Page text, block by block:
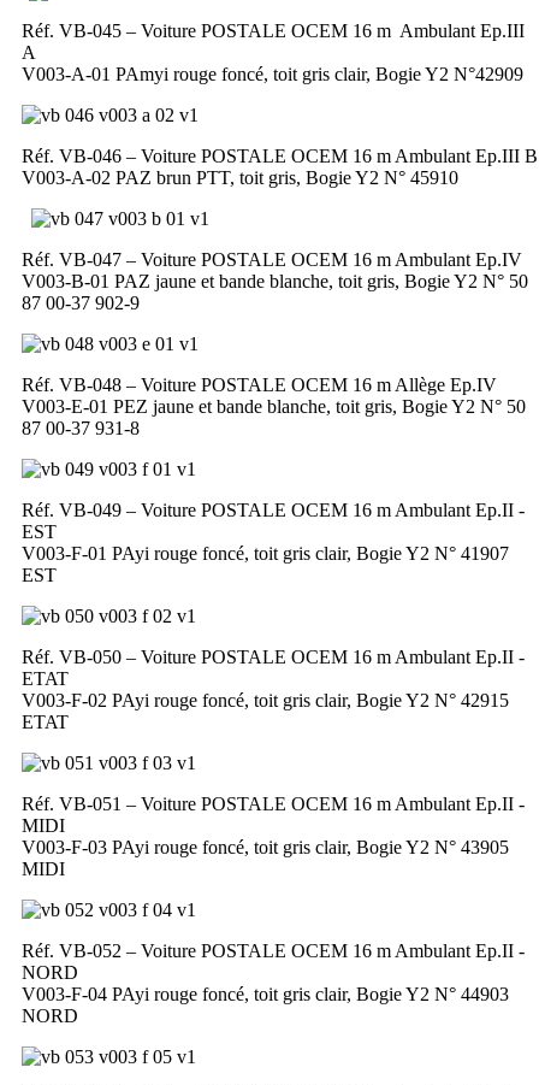
Réf. VB-045 – Voiture POSTALE OCEM 16 m Ambulant Ep.III
A
V003-A-01 PAmyi rouge foncé, toit gris clair, Bogie Y2 N°42909
Réf. VB-046 – Voiture POSTALE OCEM 16 m Ambulant Ep.III B
V003-A-02 PAZ brun PTT, toit gris, Bogie Y2 N° 45910
Réf. VB-047 – Voiture POSTALE OCEM 16 m Ambulant Ep.IV
V003-B-01 PAZ jaune et bande blanche, toit gris, Bogie Y2 N° 50
87 00-37 902-9
Réf. VB-048 – Voiture POSTALE OCEM 16 m Allège Ep.IV
V003-E-01 PEZ jaune et bande blanche, toit gris, Bogie Y2 N° 50
87 00-37 931-8
Réf. VB-049 – Voiture POSTALE OCEM 16 m Ambulant Ep.II -
EST
V003-F-01 PAyi rouge foncé, toit gris clair, Bogie Y2 N° 41907
EST
Réf. VB-050 – Voiture POSTALE OCEM 16 m Ambulant Ep.II -
ETAT
V003-F-02 PAyi rouge foncé, toit gris clair, Bogie Y2 N° 42915
ETAT
Réf. VB-051 – Voiture POSTALE OCEM 16 m Ambulant Ep.II -
MIDI
V003-F-03 PAyi rouge foncé, toit gris clair, Bogie Y2 N° 43905
MIDI
Réf. VB-052 – Voiture POSTALE OCEM 16 m Ambulant Ep.II -
NORD
V003-F-04 PAyi rouge foncé, toit gris clair, Bogie Y2 N° 44903
NORD